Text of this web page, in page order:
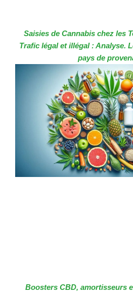
Saisies de Cannabis chez les
Trafic légal et illégal : Analyse.
pays de
Boosters CBD, amortisseurs